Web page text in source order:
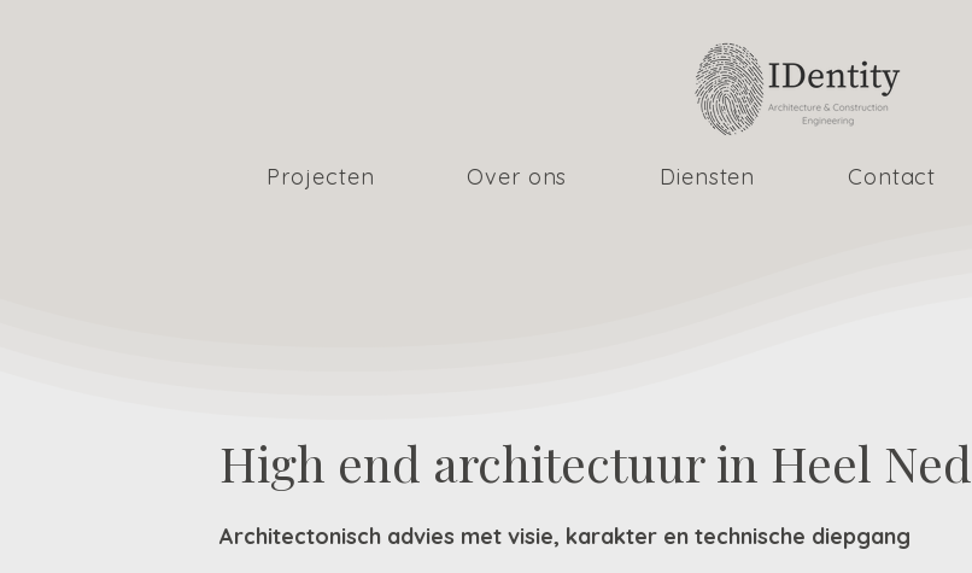
Projecten Over ons Diensten Contact
High end architectuur in Heel
Architectonisch advies met visie, karakter en technische diepgang